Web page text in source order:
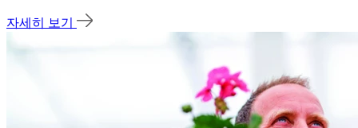
자세히 보기